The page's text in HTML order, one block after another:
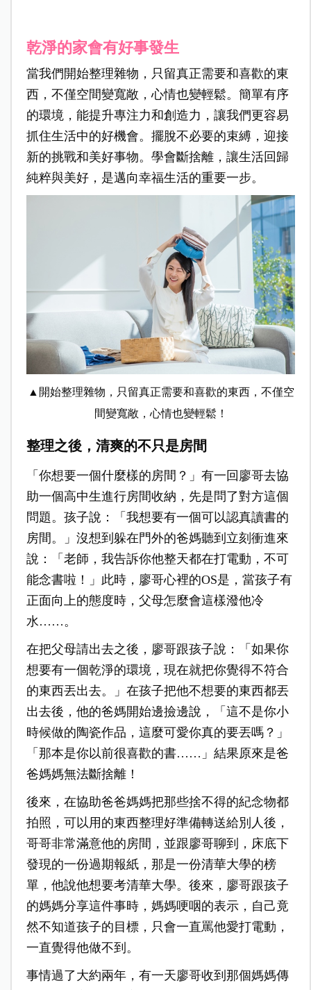
乾淨的家會有好事發生
當我們開始整理雜物，只留真正需要和喜歡的東
西，不僅空間變寬敞，心情也變輕鬆。簡單有序
的環境，能提升專注力和創造力，讓我們更容易
抓住生活中的好機會。擺脫不必要的束縛，迎接
新的挑戰和美好事物。學會斷捨離，讓生活回歸
純粹與美好，是邁向幸福生活的重要一步。
▲開始整理雜物，只留真正需要和喜歡的東西，不僅空
間變寬敞，心情也變輕鬆！
整理之後，清爽的不只是房間
「你想要一個什麼樣的房間？」有一回廖哥去協
助一個高中生進行房間收納，先是問了對方這個
問題。孩子說：「我想要有一個可以認真讀書的
房間。」沒想到躲在門外的爸媽聽到立刻衝進來
說：「老師，我告訴你他整天都在打電動，不可
能念書啦！」此時，廖哥心裡的OS是，當孩子有
正面向上的態度時，父母怎麼會這樣潑他冷
水……。
在把父母請出去之後，廖哥跟孩子說：「如果你
想要有一個乾淨的環境，現在就把你覺得不符合
的東西丟出去。」在孩子把他不想要的東西都丟
出去後，他的爸媽開始邊撿邊說，「這不是你小
時候做的陶瓷作品，這麼可愛你真的要丟嗎？」
「那本是你以前很喜歡的書…… 」結果原來是爸
爸媽媽無法斷捨離！
後來，在協助爸爸媽媽把那些捨不得的紀念物都
拍照，可以用的東西整理好準備轉送給別人後，
哥哥非常滿意他的房間，並跟廖哥聊到，床底下
發現的一份過期報紙，那是一份清華大學的榜
單，他說他想要考清華大學。後來，廖哥跟孩子
的媽媽分享這件事時，媽媽哽咽的表示，自己竟
然不知道孩子的目標，只會一直罵他愛打電動，
一直覺得他做不到。
事情過了大約兩年，有一天廖哥收到那個媽媽傳